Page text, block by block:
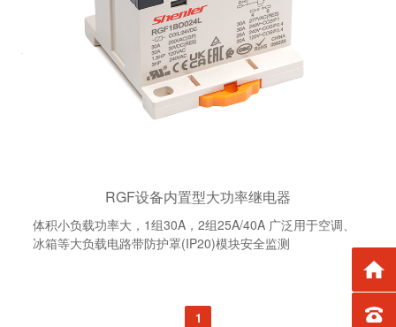
RGF设备内置型大功率继电器
体积小负载功率大，1组30A，2组25A/40A 广泛用于空调、
冰箱等大负载电路带防护罩(IP20)模块安全监测
1
返回
TEL